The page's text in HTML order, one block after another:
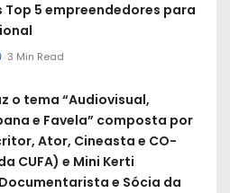
Top 5 empreendedores para
3 Min Read
o tema “Audiovisual,
e Favela” composta por
Ator, Cineasta e CO-
CUFA) e Mini Kerti
e Sócia da